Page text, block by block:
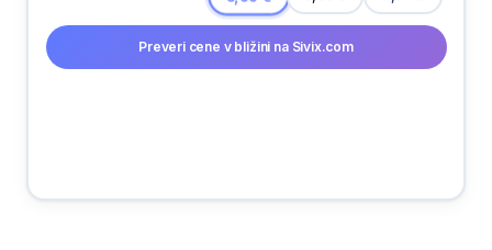
Preveri cene v bližini na Sivix.com